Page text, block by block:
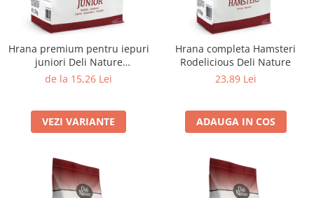
Hrana premium pentru iepuri
juniori Deli Nature
Rodelicious
de la 15,26 Lei
VEZI VARIANTE
Hrana completa Hamsteri
Rodelicious Deli Nature
23,89 Lei
ADAUGA IN COS